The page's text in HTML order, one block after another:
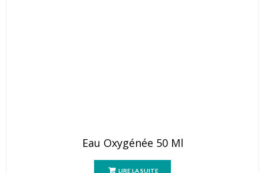
Eau Oxygénée 50 Ml
LIRE LA SUITE